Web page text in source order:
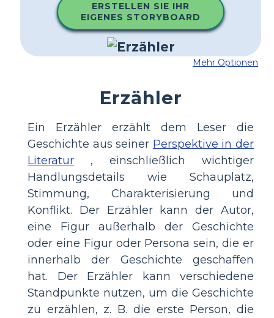
ERSTELLEN SIE IHR
EIGENES STORYBOARD
Mehr Optionen
Erzähler
Ein Erzähler erzählt dem Leser die
Geschichte aus seiner Perspektive in der
Literatur , einschließlich wichtiger
Handlungsdetails wie Schauplatz,
Stimmung, Charakterisierung und
Konflikt. Der Erzähler kann der Autor,
eine Figur außerhalb der Geschichte
oder eine Figur oder Persona sein, die er
innerhalb der Geschichte geschaffen
hat. Der Erzähler kann verschiedene
Standpunkte nutzen, um die Geschichte
zu erzählen, z. B. die erste Person, die